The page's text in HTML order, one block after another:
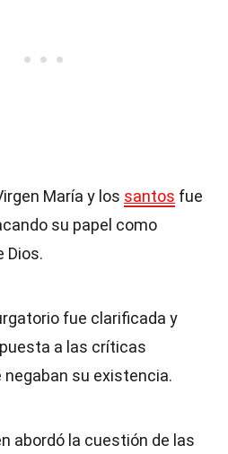
María y los santos fue
su papel como
Dios.
fue clarificada y
a las críticas
su existencia.
abordó la cuestión de las